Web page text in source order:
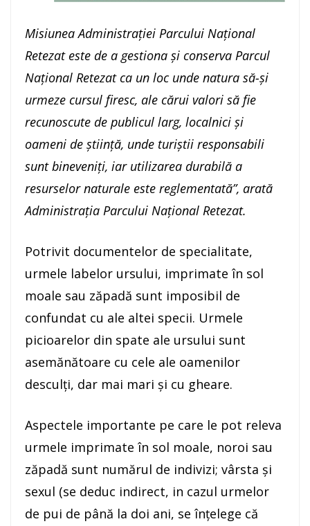
Misiunea Administrației Parcului Naţional
Retezat este de a gestiona și conserva Parcul
Naţional Retezat ca un loc unde natura să-şi
urmeze cursul firesc, ale cărui valori să fie
recunoscute de publicul larg, localnici şi
oameni de ştiinţă, unde turiştii responsabili
sunt bineveniţi, iar utilizarea durabilă a
resurselor naturale este reglementată”, arată
Administrația Parcului Național Retezat.
Potrivit documentelor de specialitate,
urmele labelor ursului, imprimate în sol
moale sau zăpadă sunt imposibil de
confundat cu ale altei specii. Urmele
picioarelor din spate ale ursului sunt
asemănătoare cu cele ale oamenilor
desculţi, dar mai mari şi cu gheare.
Aspectele importante pe care le pot releva
urmele imprimate în sol moale, noroi sau
zăpadă sunt numărul de indivizi; vârsta şi
sexul (se deduc indirect, in cazul urmelor
de pui de până la doi ani, se înţelege că